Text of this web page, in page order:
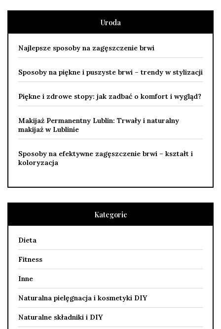
Uroda
Najlepsze sposoby na zagęszczenie brwi
Sposoby na piękne i puszyste brwi – trendy w stylizacji
Piękne i zdrowe stopy: jak zadbać o komfort i wygląd?
Makijaż Permanentny Lublin: Trwały i naturalny
makijaż w Lublinie
Sposoby na efektywne zagęszczenie brwi – kształt i
koloryzacja
Kategorie
Dieta
Fitness
Inne
Naturalna pielęgnacja i kosmetyki DIY
Naturalne składniki i DIY